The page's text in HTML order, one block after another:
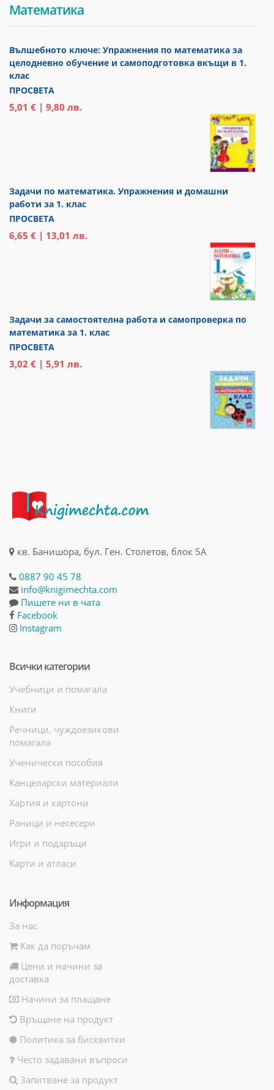
Математика
Вълшебното ключе: Упражнения по математика за
целодневно обучение и самоподготовка вкъщи в 1.
клас
ПРОСВЕТА
5,01 € | 9,80 лв.
Задачи по математика. Упражнения и домашни
работи за 1. клас
ПРОСВЕТА
6,65 € | 13,01 лв.
Задачи за самостоятелна работа и самопроверка по
математика за 1. клас
ПРОСВЕТА
3,02 € | 5,91 лв.
кв. Банишора, бул. Ген. Столетов, блок 5А
0887 90 45 78
info@knigimechta.com
Пишете ни в чата
Facebook
Instagram
Всички категории
Учебници и помагала
Книги
Речници, чуждоезикови
помагала
Ученически пособия
Канцеларски материали
Хартия и картони
Раници и несесери
Игри и подаръци
Карти и атласи
Информация
За нас
Как да поръчам
Цени и начини за
доставка
Начини за плащане
Връщане на продукт
Политика за бисквитки
Често задавани въпроси
Запитване за продукт